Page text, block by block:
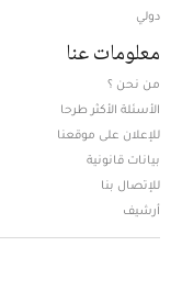
دولي
معلومات عنا
من نحن ؟
الأسئلة الأكثر طرحا
للإعلان على موقعنا
بيانات قانونية
للإتصال بنا
أرشيف